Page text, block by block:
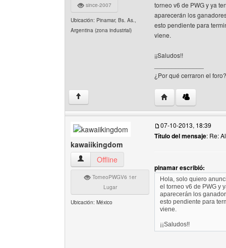
since-2007
Ubicación: Pinamar, Bs. As.,
Argentina (zona industrial)
torneo v6 de PWG y ya
aparecerán los
esto pendiente para
viene.
¡¡Saludos!!
¿Por qué cerraron el foro?
↑ Visitar sitio web del
kawaiikingdom
kawaiikingdom Ver perfil del usuario
Offline
TorneoPWGV6 1er
Lugar
Ubicación: México
07-10-2013, 18:39
Título del mensaje: Re:
pinamar escribió:
Hola, solo quiero
el torneo v6 de PWG y
aparecerán los
esto pendiente para
viene.
¡¡Saludos!!